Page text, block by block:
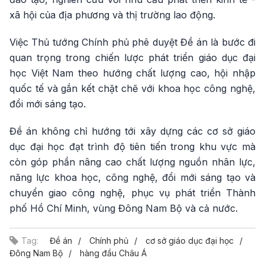
xã hội của địa phương và thị trường lao động.
Việc Thủ tướng Chính phủ phê duyệt Đề án là bước đi
quan trọng trong chiến lược phát triển giáo dục đại
học Việt Nam theo hướng chất lượng cao, hội nhập
quốc tế và gắn kết chặt chẽ với khoa học công nghệ,
đổi mới sáng tạo.
Đề án không chỉ hướng tới xây dựng các cơ sở giáo
dục đại học đạt trình độ tiên tiến trong khu vực mà
còn góp phần nâng cao chất lượng nguồn nhân lực,
năng lực khoa học, công nghệ, đổi mới sáng tạo và
chuyển giao công nghệ, phục vụ phát triển Thành
phố Hồ Chí Minh, vùng Đông Nam Bộ và cả nước.
Tag: Đề án Chính phủ
cơ sở giáo dục đại học
Đông Nam Bộ
hàng đầu Châu Á